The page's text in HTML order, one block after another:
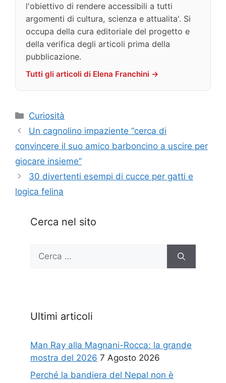
l'obiettivo di rendere accessibili a tutti
argomenti di cultura, scienza e attualita'. Si
occupa della cura editoriale del progetto e
della verifica degli articoli prima della
pubblicazione.
Tutti gli articoli di Elena Franchini →
Categorie
Curiosità
Un cagnolino impaziente “cerca di
convincere il suo amico barboncino a uscire per
giocare insieme”
30 divertenti esempi di cucce per gatti e
logica felina
Cerca nel sito
Ricerca
Ultimi articoli
Man Ray alla Magnani-Rocca: la grande
mostra del 2026 7 Agosto 2026
Perché la bandiera del Nepal non è